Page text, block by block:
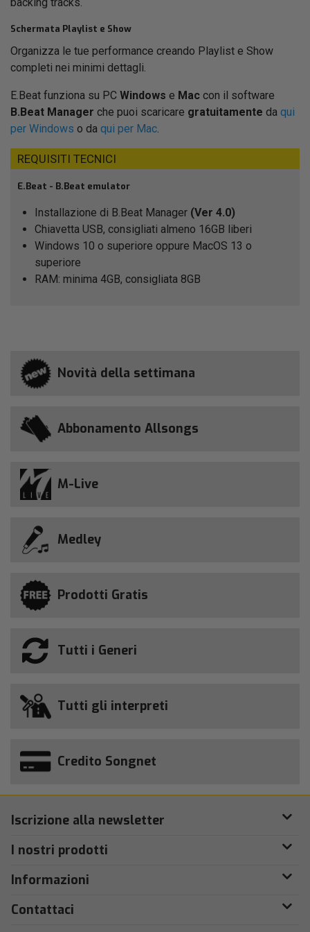
Schermata Playlist e Show
Organizza le tue performance creando Playlist e Show
completi nei minimi dettagli.
E.Beat funziona su PC Windows e Mac con il software
B.Beat Manager che puoi scaricare gratuitamente da qui
per Windows o da qui per Mac.
REQUISITI TECNICI
E.Beat - B.Beat emulator
Installazione di B.Beat Manager (Ver 4.0)
Chiavetta USB, consigliati almeno 16GB liberi
Windows 10 o superiore oppure MacOS 13 o
superiore
RAM: minima 4GB, consigliata 8GB
Novità della settimana
Abbonamento Allsongs
M-Live
Medley
Prodotti Gratis
Tutti i Generi
Tutti gli interpreti
Credito Songnet
Iscrizione alla newsletter
I nostri prodotti
Informazioni
Contattaci